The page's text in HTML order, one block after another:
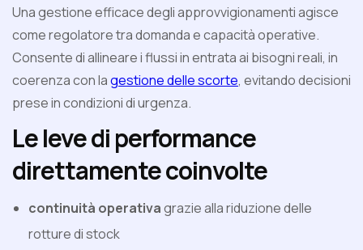
Una gestione efficace degli approvvigionamenti agisce
come regolatore tra domanda e capacità operative.
Consente di allineare i flussi in entrata ai bisogni reali, in
coerenza con lagestione delle scorte, evitando decisioni
prese in condizioni di urgenza.
Le leve di performance
direttamente coinvolte
continuità operativagrazie alla riduzione delle
rotture di stock